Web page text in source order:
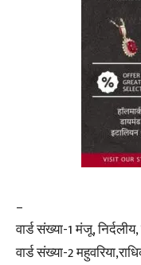
–
वार्ड संख्या-1 मंजू, निर्दलीय,
वार्ड संख्या-2